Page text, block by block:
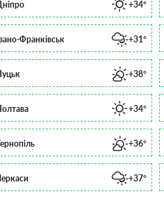
+34°
Франківськ +31°
+38°
+34°
+36°
+37°